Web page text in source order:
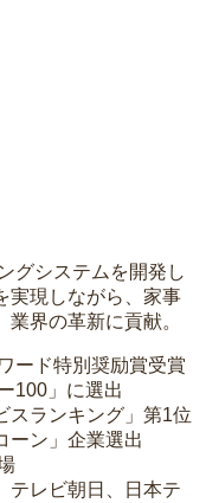
グシステムを開発し
実現しながら、家事
界の革新に貢献。
ード特別奨励賞受賞
100」に選出
ランキング」第1位
ン」企業選出
テレビ朝日、日本テ